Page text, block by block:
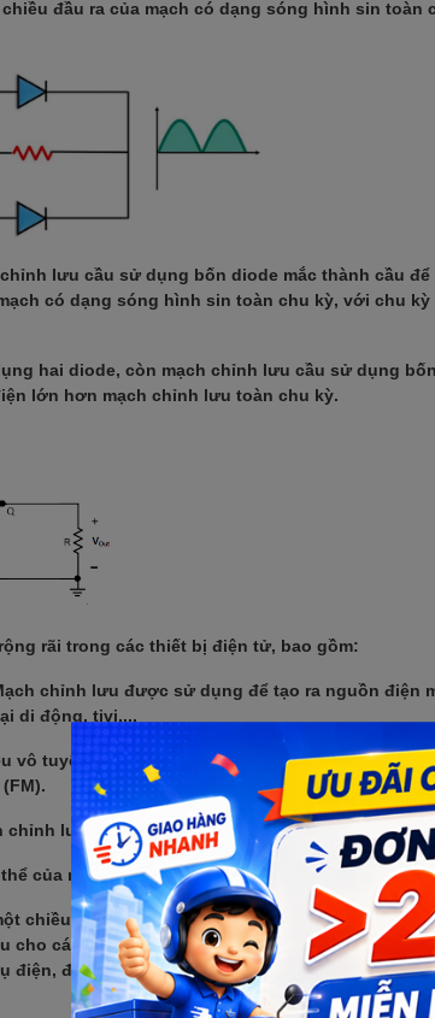
đầu ra của mạch có dạng sóng hình sin
lưu cầu sử dụng bốn diode mắc thành cầu
có dạng sóng hình sin toàn chu kỳ, với chu
hai diode, còn mạch chỉnh lưu cầu sử dụng
lớn hơn mạch chỉnh lưu toàn chu kỳ.
rãi trong các thiết bị điện tử, bao gồm:
chỉnh lưu được sử dụng để tạo ra nguồn điện
di động, tivi,...
vô tuyến: Mạch chỉnh lưu được sử dụng để tách
chỉnh lưu được sử dụng để tạo ra xung điện một
của mạch chỉnh lưu:
chiều, mạch chỉnh lưu được sử dụng để
cho các thiết bị điện tử. Mạch chỉnh lưu thường
điện, điện trở,... để tạo ra nguồn điện một chiều